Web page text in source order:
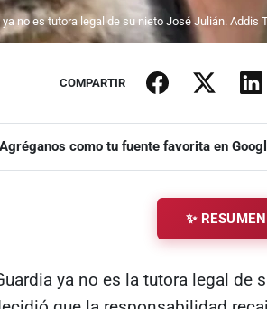
no es tutora legal de su nieto José Julián.
COMPARTIR
Agréganos como tu fuente favorita en
✨
ya no es la tutora legal de